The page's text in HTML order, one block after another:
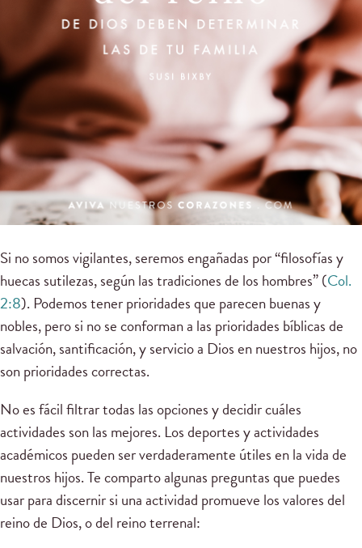
Si no somos vigilantes, seremos engañadas por “filosofías y
huecas sutilezas, según las tradiciones de los hombres” (Col.
2:8). Podemos tener prioridades que parecen buenas y
nobles, pero si no se conforman a las prioridades bíblicas de
salvación, santificación, y servicio a Dios en nuestros hijos, no
son prioridades correctas.
No es fácil filtrar todas las opciones y decidir cuáles
actividades son las mejores. Los deportes y actividades
académicos pueden ser verdaderamente útiles en la vida de
nuestros hijos. Te comparto algunas preguntas que puedes
usar para discernir si una actividad promueve los valores del
reino de Dios, o del reino terrenal: